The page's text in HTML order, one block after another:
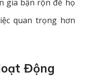
gia bận rộn để họ
quan trọng hơn
Động